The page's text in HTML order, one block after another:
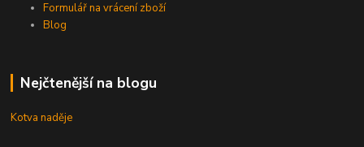
Formulář na vrácení zboží
Blog
Nejčtenější na blogu
Kotva naděje